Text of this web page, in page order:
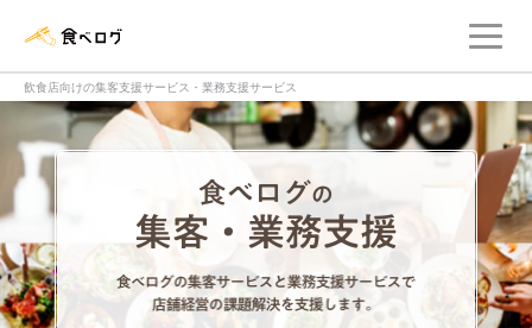
飲食店向けの集客支援サービス・業務支援サービス
食べログの集客
食べログの集